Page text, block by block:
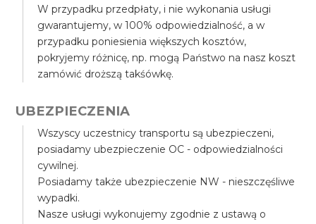
W przypadku przedpłaty, i nie wykonania usługi
gwarantujemy, w 100% odpowiedzialność, a w
przypadku poniesienia większych kosztów,
pokryjemy różnicę, np. mogą Państwo na nasz koszt
zamówić droższą takśówkę.
UBEZPIECZENIA
Wszyscy uczestnicy transportu są ubezpieczeni,
posiadamy ubezpieczenie OC - odpowiedzialności
cywilnej.
Posiadamy także ubezpieczenie NW - nieszczęśliwe
wypadki.
Nasze usługi wykonujemy zgodnie z ustawą o